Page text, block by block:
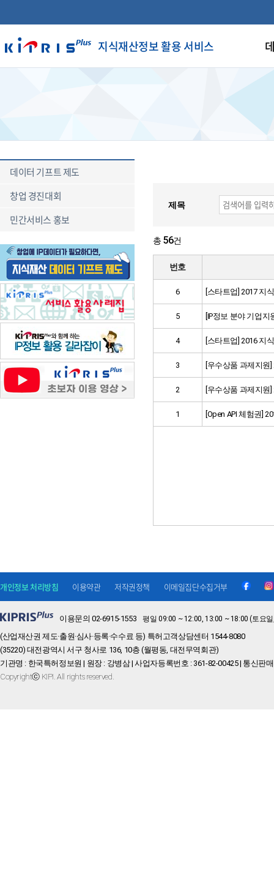
지식재산정보 활용 서비스
데이터 기프트 제도
창업 경진대회
민간서비스 홍보
제목
총 56건
번호
6 [스타트업] 2017 지
5 [IP정보 분야 기업
4 [스타트업] 2016 지
3 [우수상품 과제지원
2 [우수상품 과제지원
1 [Open API 체험권]
이용문의 02-6915-1553 평일 09:00 ~ 12:00, 13:00 ~ 18:00 (토요
(산업재산권 제도·출원·심사·등록·수수료 등) 특허고객상담센터 1544-8080
(35220) 대전광역시 서구 청사로 136, 10층 (월평동, 대전무역회관)
기관명 : 한국특허정보원 | 원장 : 강병삼 | 사업자등록번호 : 361-82-00425 | 통신판
Copyrightⓒ KIPI. All rights reserved.
개인정보 처리방침 이용약관 저작권정책 이메일집단수집거부